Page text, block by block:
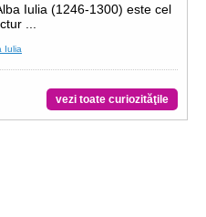
Iulia (1246-1300) este cel
...
Iulia
vezi toate curiozităţile